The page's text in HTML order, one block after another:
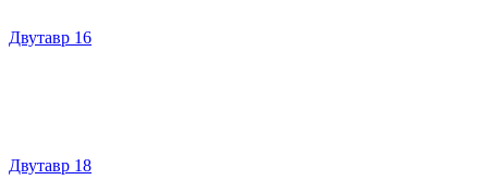
Двутавр 16
Двутавр 18